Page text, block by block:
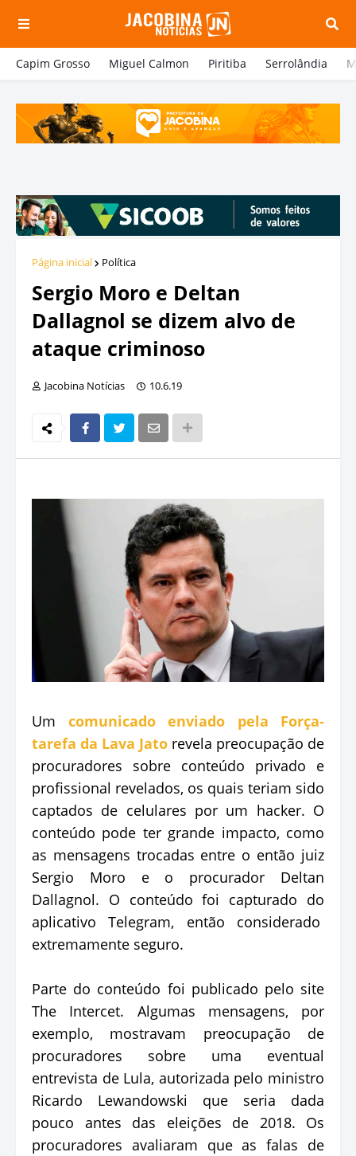
Capim Grosso Miguel Calmon Piritiba Serrolândia
Página inicial Política
Sergio Moro e Deltan
Dallagnol se dizem alvo de
ataque criminoso
Jacobina Notícias 10.6.19
Um comunicado enviado pela Força-
tarefa da Lava Jato revela preocupação de
procuradores sobre conteúdo privado e
profissional revelados, os quais teriam sido
captados de celulares por um hacker. O
conteúdo pode ter grande impacto, como
as mensagens trocadas entre o então juiz
Sergio Moro e o procurador Deltan
Dallagnol. O conteúdo foi capturado do
aplicativo Telegram, então considerado
extremamente seguro.
Parte do conteúdo foi publicado pelo site
The Intercet. Algumas mensagens, por
exemplo, mostravam preocupação de
procuradores sobre uma eventual
entrevista de Lula, autorizada pelo ministro
Ricardo Lewandowski que seria dada
pouco antes das eleições de 2018. Os
procuradores avaliaram que as falas de